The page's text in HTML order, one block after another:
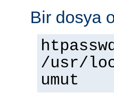
Bir dosya
/usr/
umut